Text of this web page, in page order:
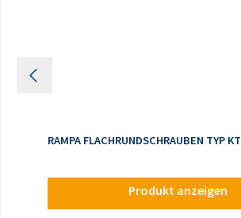
RAMPA FLACHRUNDSCHRAUBEN TYP KT
Produkt anzeigen